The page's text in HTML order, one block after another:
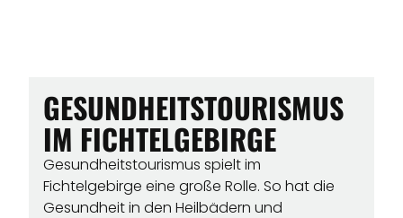
GESUNDHEITSTOURISMUS
IM FICHTELGEBIRGE
Gesundheitstourismus spielt im
Fichtelgebirge eine große Rolle. So hat die
Gesundheit in den Heilbädern und